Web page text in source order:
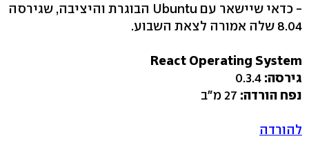
- כדאי שיישאר עם Ubuntu הבוגרת והיציבה, שגירסה
8.04 שלה אמורה לצאת השבוע.
React Operating System
גירסה: 0.3.4
נפח הורדה:
להורדה